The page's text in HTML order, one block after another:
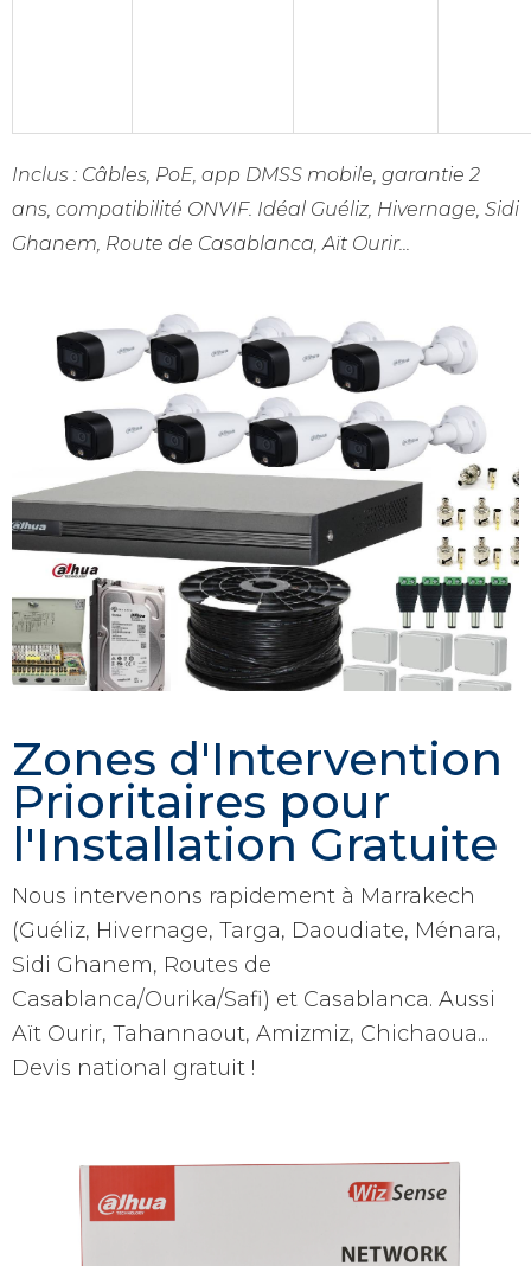
Inclus : Câbles, PoE, app DMSS mobile, garantie 2
ans, compatibilité ONVIF. Idéal Guéliz, Hivernage, Sidi
Ghanem, Route de Casablanca, Aït Ourir...
Zones d'Intervention
Prioritaires pour
l'Installation Gratuite
Nous intervenons rapidement à Marrakech
(Guéliz, Hivernage, Targa, Daoudiate, Ménara,
Sidi Ghanem, Routes de
Casablanca/Ourika/Safi) et Casablanca. Aussi
Aït Ourir, Tahannaout, Amizmiz, Chichaoua...
Devis national gratuit !